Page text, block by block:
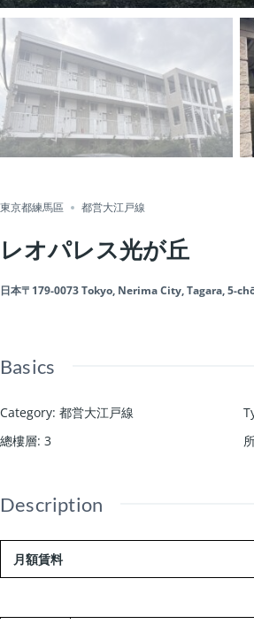
東京都練馬區 都営大江戸線
レオパレス光が丘
日本〒179-0073 Tokyo, Nerima City, Tagara, 5-
Basics
Category: 都営大江戸線
總樓層: 3
Description
月額賃料